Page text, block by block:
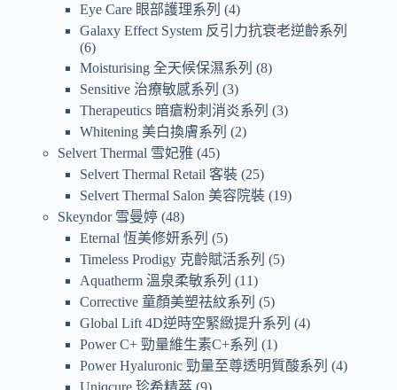
Eye Care 眼部護理系列
4
Galaxy Effect System 反引力抗衰老逆齡系列
6
Moisturising 全天候保濕系列
8
Sensitive 治療敏感系列
3
Therapeutics 暗瘡粉刺消炎系列
3
Whitening 美白換膚系列
2
Selvert Thermal 雪妃雅 45
Selvert Thermal Retail 客裝 25
Selvert Thermal Salon 美容院裝 19
Skeyndor 雪曼婷 48
Eternal 恆美修妍系列
5
Timeless Prodigy 克齡賦活系列
5
Aquatherm 溫泉柔敏系列
11
Corrective 童顏美塑祛紋系列
5
Global Lift 4D逆時空緊緻提升系列
4
Power C+ 勁量維生素C+系列
1
Power Hyaluronic 勁量至尊透明質酸系列
4
Uniqcure 珍希精萃 9